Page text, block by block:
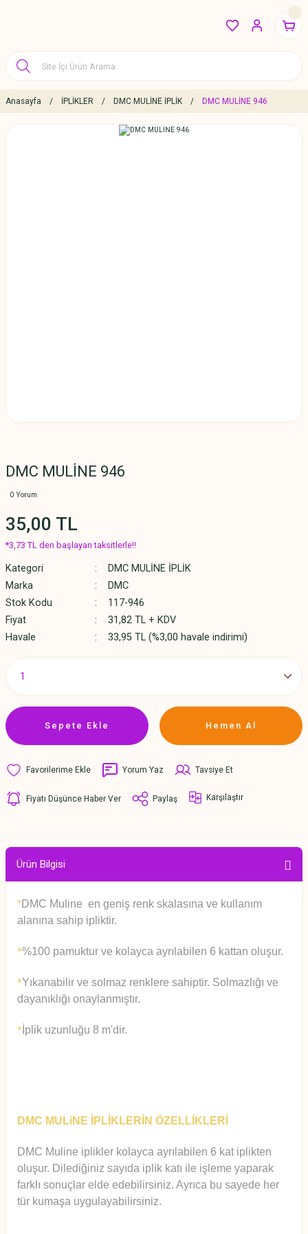
Anasayfa İPLİKLER DMC MULİNE İPLİK DMC MULİNE 946
DMC MULİNE 946
0 Yorum
35,00 TL
*3,73 TL den başlayan taksitlerle!!
Kategori
DMC MULİNE İPLİK
Marka
DMC
Stok Kodu
117-946
Fiyat
31,82 TL + KDV
Havale
33,95 TL (%3,00 havale indirimi)
Sepete Ekle Hemen Al
Yorum Yaz Tavsiye Et
Fiyatı Düşünce Haber Ver Paylaş Karşılaştır
Ürün Bilgisi
*DMC Muline en geniş renk skalasına ve kullanım
alanına sahip ipliktir.
*%100 pamuktur ve kolayca ayrılabilen 6 kattan oluşur.
*Yıkanabilir ve solmaz renklere sahiptir. Solmazlığı ve
dayanıklığı onaylanmıştır.
* İplik uzunluğu 8 m'dir.
DMC MULiNE İPLİKLERİN ÖZELLİKLERİ
DMC Muline iplikler kolayca ayrılabilen 6 kat iplikten
oluşur. Dilediğiniz sayıda iplik katı ile işleme yaparak
farklı sonuçlar elde edebilirsiniz. Ayrıca bu sayede her
tür kumaşa uygulayabilirsiniz.